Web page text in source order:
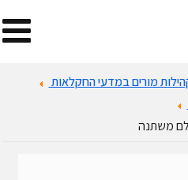
מורים במדעי החקלאות
משתנה